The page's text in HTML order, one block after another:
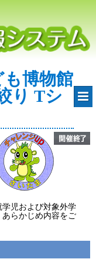
も博物館
り Tシ
児および対象外学
らかじめ内容をご